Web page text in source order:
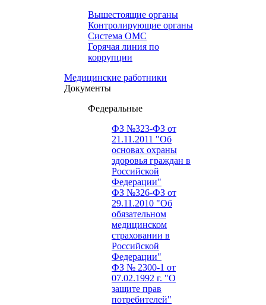
Вышестоящие органы
Контролирующие органы
Система ОМС
Горячая линия по
коррупции
Медицинские работники
Документы
Федеральные
ФЗ №323-ФЗ от
21.11.2011 "Об
основах охраны
здоровья граждан в
Российской
Федерации"
ФЗ №326-ФЗ от
29.11.2010 "Об
обязательном
медицинском
страховании в
Российской
Федерации"
ФЗ № 2300-1 от
07.02.1992 г. "О
защите прав
потребителей"